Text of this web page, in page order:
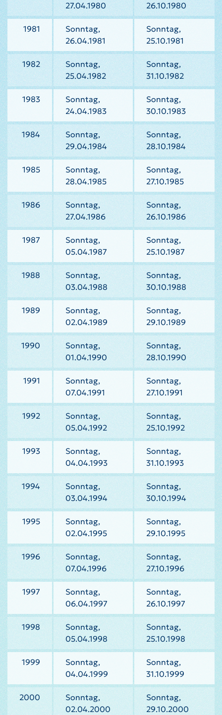
27.04.1980
26.10.1980
1981
Sonntag,
26.04.1981
Sonntag,
25.10.1981
1982
Sonntag,
25.04.1982
Sonntag,
31.10.1982
1983
Sonntag,
24.04.1983
Sonntag,
30.10.1983
1984
Sonntag,
29.04.1984
Sonntag,
28.10.1984
1985
Sonntag,
28.04.1985
Sonntag,
27.10.1985
1986
Sonntag,
27.04.1986
Sonntag,
26.10.1986
1987
Sonntag,
05.04.1987
Sonntag,
25.10.1987
1988
Sonntag,
03.04.1988
Sonntag,
30.10.1988
1989
Sonntag,
02.04.1989
Sonntag,
29.10.1989
1990
Sonntag,
01.04.1990
Sonntag,
28.10.1990
1991
Sonntag,
07.04.1991
Sonntag,
27.10.1991
1992
Sonntag,
05.04.1992
Sonntag,
25.10.1992
1993
Sonntag,
04.04.1993
Sonntag,
31.10.1993
1994
Sonntag,
03.04.1994
Sonntag,
30.10.1994
1995
Sonntag,
02.04.1995
Sonntag,
29.10.1995
1996
Sonntag,
07.04.1996
Sonntag,
27.10.1996
1997
Sonntag,
06.04.1997
Sonntag,
26.10.1997
1998
Sonntag,
05.04.1998
Sonntag,
25.10.1998
1999
Sonntag,
04.04.1999
Sonntag,
31.10.1999
2000
Sonntag,
02.04.2000
Sonntag,
29.10.2000